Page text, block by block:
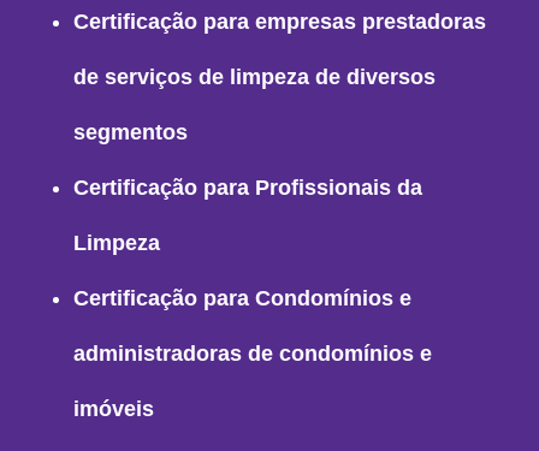
Certificação para empresas prestadoras
de serviços de limpeza de diversos
segmentos
Certificação para Profissionais da
Limpeza
Certificação para Condomínios e
administradoras de condomínios e
imóveis